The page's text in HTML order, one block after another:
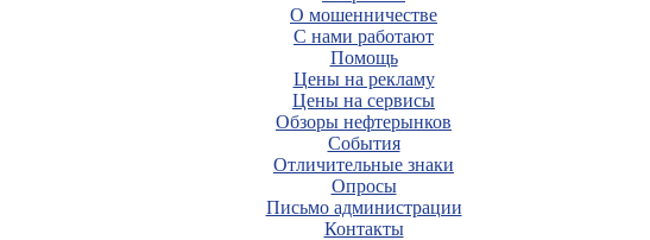
О мошенничестве
С нами работают
Помощь
Цены на рекламу
Цены на сервисы
Обзоры нефтерынков
События
Отличительные знаки
Опросы
Письмо администрации
Контакты